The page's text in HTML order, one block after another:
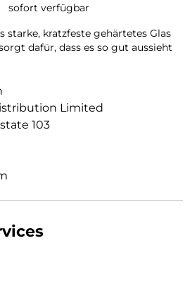
sofort verfügbar
starke, kratzfeste gehärtetes Glas
dafür, dass es so gut aussieht
Limited
103